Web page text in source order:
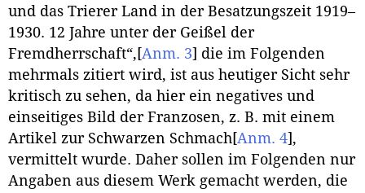
und das Trierer Land in der Besatzungszeit 1919–
1930. 12 Jahre unter der Geißel der
Fremdherrschaft“, [Anm. 3] die im Folgenden
mehrmals zitiert wird, ist aus heutiger Sicht sehr
kritisch zu sehen, da hier ein negatives und
einseitiges Bild der Franzosen, z. B. mit einem
Artikel zur Schwarzen Schmach[Anm. 4] ,
vermittelt wurde. Daher sollen im Folgenden nur
Angaben aus diesem Werk gemacht werden, die